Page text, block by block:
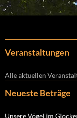
Veranstaltungen
Alle aktuellen
Neueste Beträge
Unsere Vögel im